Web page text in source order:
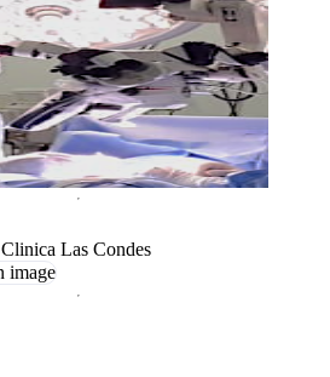
Clinica Las Condes